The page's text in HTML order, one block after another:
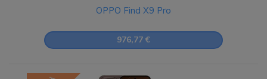
OPPO Find X9 Pro
976,77 €